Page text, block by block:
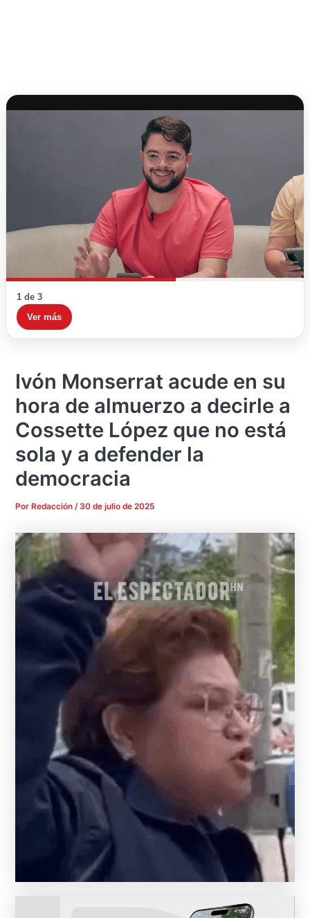
1 de 3
Ver más
Ivón Monserrat acude en su
hora de almuerzo a decirle a
Cossette López que no está
sola y a defender la
democracia
Por Redacción/ 30 de julio de 2025